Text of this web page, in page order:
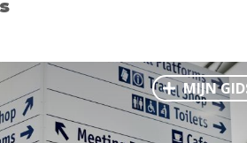
MIJN